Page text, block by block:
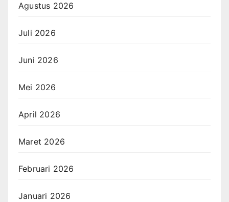
Agustus 2026
Juli 2026
Juni 2026
Mei 2026
April 2026
Maret 2026
Februari 2026
Januari 2026